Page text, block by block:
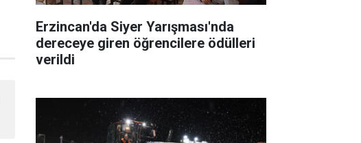
Erzincan'da Siyer Yarışması'nda
dereceye giren öğrencilere ödülleri
verildi